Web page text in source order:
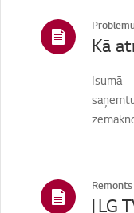
Kā
Remonts